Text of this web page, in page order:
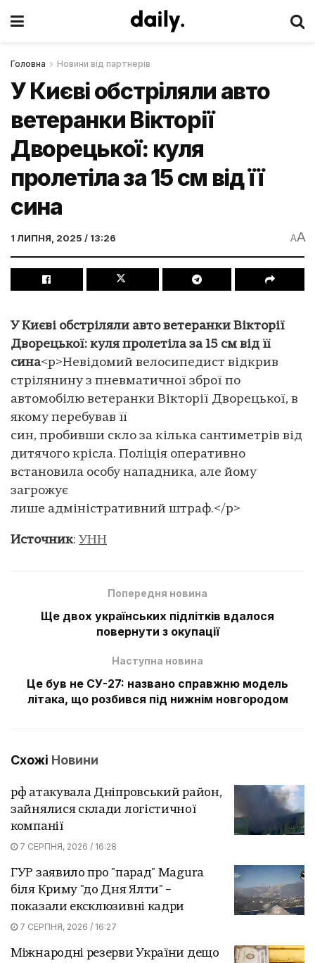
Головна Новини від партнерів
У Києві обстріляли авто
ветеранки Вікторії
Дворецької: куля
пролетіла за 15 см від її
сина
1 ЛИПНЯ, 2025 / 13:26 AA
У Києві обстріляли авто ветеранки Вікторії
Дворецької: куля пролетіла за 15 см від її
сина<p>Невідомий велосипедист відкрив
стрілянину з пневматичної зброї по
автомобілю ветеранки Вікторії Дворецької, в
якому перебував її
син, пробивши скло за кілька сантиметрів від
дитячого крісла. Поліція оперативно
встановила особу нападника, але йому
загрожує
лише адміністративний штраф.</p>
Источник: УНН
Попередня новина
Ще двох українських підлітків вдалося
повернути з окупації
Наступна новина
Це був не СУ-27: названо справжню модель
літака, що розбився під нижнім новгородом
Схожі Новини
рф атакувала Дніпровський район,
зайнялися склади логістичної
компанії
7 СЕРПНЯ, 2026 / 16:28
ГУР заявило про "парад" Magura
біля Криму "до Дня Ялти" –
показали ексклюзивні кадри
7 СЕРПНЯ, 2026 / 16:27
Міжнародні резерви України дещо